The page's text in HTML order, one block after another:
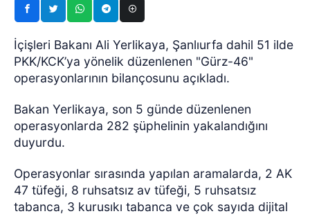
İçişleri Bakanı Ali Yerlikaya, Şanlıurfa dahil 51 ilde
PKK/KCK’ya yönelik düzenlenen "Gürz-46"
operasyonlarının bilançosunu açıkladı.
Bakan Yerlikaya, son 5 günde düzenlenen
operasyonlarda 282 şüphelinin yakalandığını
duyurdu.
Operasyonlar sırasında yapılan aramalarda, 2 AK
47 tüfeği, 8 ruhsatsız av tüfeği, 5 ruhsatsız
tabanca, 3 kurusıkı tabanca ve çok sayıda dijital